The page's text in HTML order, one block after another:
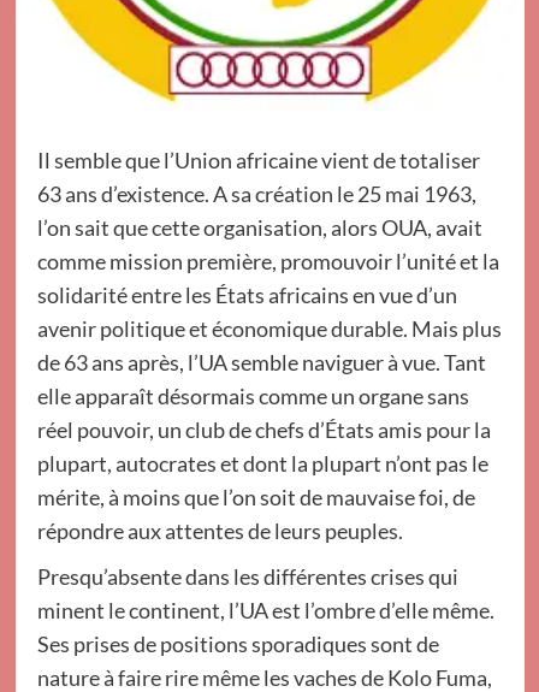
Il semble que l’Union africaine vient de totaliser
63 ans d’existence. A sa création le 25 mai 1963,
l’on sait que cette organisation, alors OUA, avait
comme mission première, promouvoir l’unité et la
solidarité entre les États africains en vue d’un
avenir politique et économique durable. Mais plus
de 63 ans après, l’UA semble naviguer à vue. Tant
elle apparaît désormais comme un organe sans
réel pouvoir, un club de chefs d’États amis pour la
plupart, autocrates et dont la plupart n’ont pas le
mérite, à moins que l’on soit de mauvaise foi, de
répondre aux attentes de leurs peuples.
Presqu’absente dans les différentes crises qui
minent le continent, l’UA est l’ombre d’elle même.
Ses prises de positions sporadiques sont de
nature à faire rire même les vaches de Kolo Fuma,